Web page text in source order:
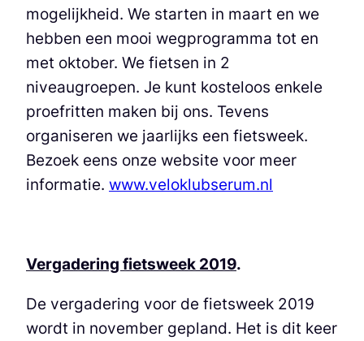
mogelijkheid. We starten in maart en we
hebben een mooi wegprogramma tot en
met oktober. We fietsen in 2
niveaugroepen. Je kunt kosteloos enkele
proefritten maken bij ons. Tevens
organiseren we jaarlijks een fietsweek.
Bezoek eens onze website voor meer
informatie. www.veloklubserum.nl
Vergadering fietsweek 2019.
De vergadering voor de fietsweek 2019
wordt in november gepland. Het is dit keer